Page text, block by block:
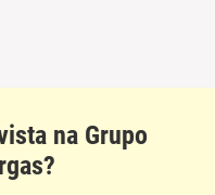
na Grupo